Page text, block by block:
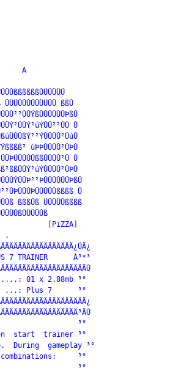
A
ÜÜÜÛÛÛÛÜÜÜÜÜ ßßÛ
Û
úÞÞÛÛÛÛ²ÛÞÛ
Û
Û
ßßßÛß ÜÜÜÜÛßßßß
[PiZZA]
.
7 TRAINER      À³*³
01 x 2.88mb ³°
...: Plus 7      ³°
³°
start  trainer ³°
During  gameplay ³°
³°
³°